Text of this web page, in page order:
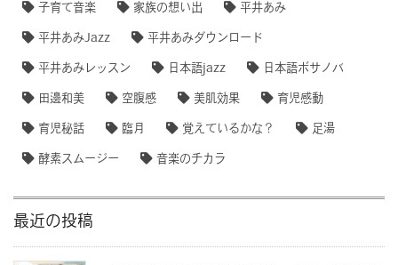
子育て音楽 家族の想い出 平井あみ
平井あみJazz 平井あみダウンロード
平井あみレッスン 日本語jazz 日本語ボサノバ
田邊和美 空腹感 美肌効果 育児感動
育児秘話 臨月 覚えているかな？ 足湯
酵素スムージー 音楽のチカラ
最近の投稿